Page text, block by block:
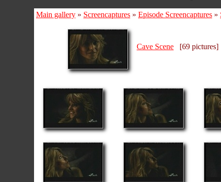
Main gallery » Screencaptures » Episode Screencaptures »
Cave Scene [69 pictures]